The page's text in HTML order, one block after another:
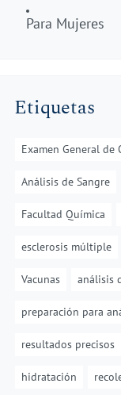
Para Mujeres
Etiquetas
Examen General de
Análisis de Sangre
Facultad Química
esclerosis múltiple
Vacunas análisis
preparación para
resultados precisos
hidratación